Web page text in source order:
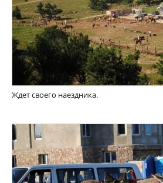
Ждет своего наездника.